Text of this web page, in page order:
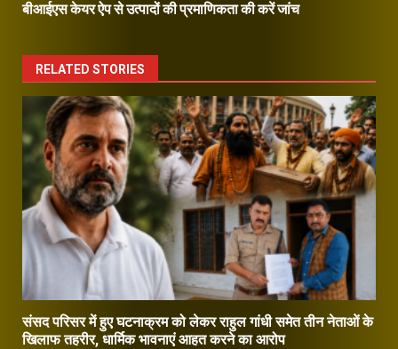
बीआईएस केयर ऐप से उत्पादों की प्रमाणिकता की करें जांच
RELATED STORIES
संसद परिसर में हुए घटनाक्रम को लेकर राहुल गांधी समेत तीन नेताओं के
खिलाफ तहरीर, धार्मिक भावनाएं आहत करने का आरोप